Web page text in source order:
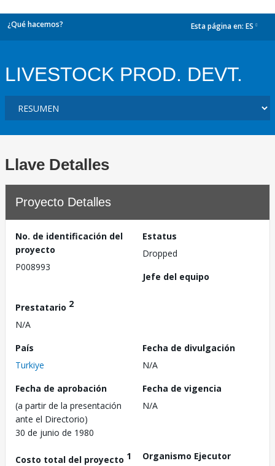
¿Qué hacemos? Esta página en: ES
LIVESTOCK PROD. DEVT.
Llave Detalles
Proyecto Detalles
No. de identificación del
proyecto
P008993
Estatus
Dropped
Jefe del equipo
Prestatario 2
N/A
País
Turkiye
Fecha de divulgación
N/A
Fecha de aprobación
(a partir de la presentación
ante el Directorio)
30 de junio de 1980
Fecha de vigencia
N/A
Costo total del proyecto 1
Organismo Ejecutor